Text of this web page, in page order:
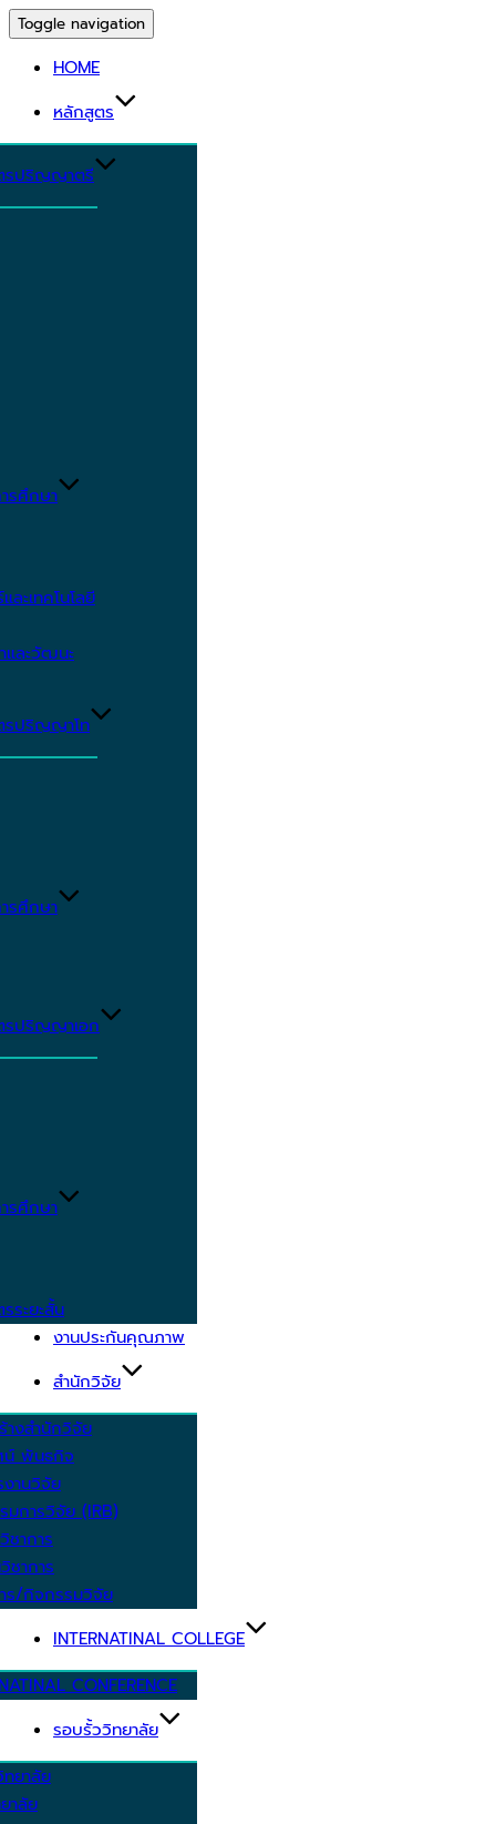
Toggle navigation
HOME
หลักสูตร
รปริญญาตรี
รศึกษา
ะเทคโนโลยี
และวัฒนะ
รปริญญาโท
รศึกษา
รปริญญาเอก
รศึกษา
ระยะสั้น
งานประกันคุณภาพ
สำนักวิจัย
างสำนักวิจัย
น์ พันธกิจ
งานวิจัย
มการวิจัย (IRB)
ชาการ
ชาการ
ร/กิจกรรมวิจัย
INTERNATINAL COLLEGE
CONFERENCE
รอบรั้ววิทยาลัย
ทยาลัย
าลัย